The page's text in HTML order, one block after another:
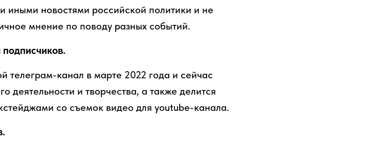
иными новостями российской политики и не
мнение по поводу разных событий.
телеграм-канал в марте 2022 года и сейчас
деятельности и творчества, а также делится
со съемок видео для youtube-канала.